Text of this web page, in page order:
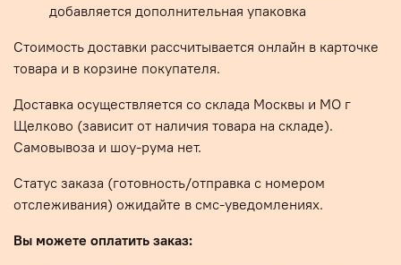
добавляется дополнительная упаковка
Стоимость доставки рассчитывается онлайн в карточке
товара и в корзине покупателя.
Доставка осуществляется со склада Москвы и МО г
Щелково (зависит от наличия товара на складе).
Самовывоза и шоу-рума нет.
Статус заказа (готовность/отправка с номером
отслеживания) ожидайте в смс-уведомлениях.
Вы можете оплатить заказ: